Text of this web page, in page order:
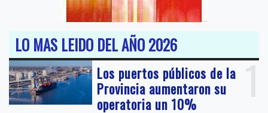
LO MAS LEIDO DEL AÑO 2026
1
Los puertos públicos de la
Provincia aumentaron su
operatoria un 10%